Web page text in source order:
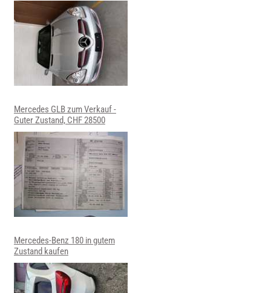
Mercedes GLB zum Verkauf -
Guter Zustand, CHF 28500
Mercedes-Benz 180 in gutem
Zustand kaufen